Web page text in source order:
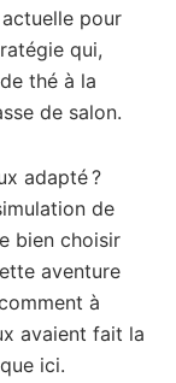
pour
qui,
thé à la
de salon.
adapté ?
de
bien choisir
aventure
à
avaient fait la
ici.